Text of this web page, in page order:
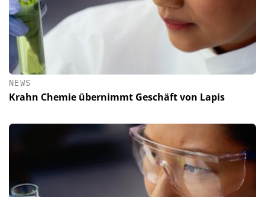
NEWS
Krahn Chemie übernimmt Geschäft von Lapis